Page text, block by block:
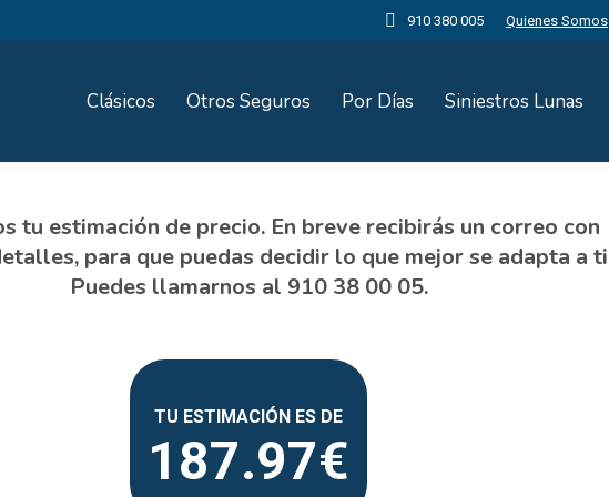
910 380 005 Quienes Somos
Clásicos Otros Seguros Por Días Siniestros Lunas
187.97